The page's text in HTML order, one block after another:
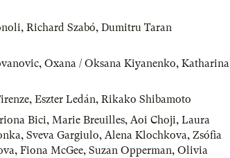
, Richard Szabó, Dumitru Taran
, Oxana / Oksana Kiyanenko, Katharina
, Eszter Ledán, Rikako Shibamoto
Bici, Marie Breuilles, Aoi Choji, Laura
, Sveva Gargiulo, Alena Klochkova, Zsófia
, Fiona McGee, Suzan Opperman, Olivia